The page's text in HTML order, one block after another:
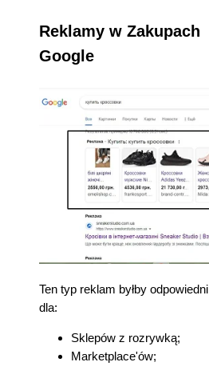
Reklamy w Zakupach
Google
Ten typ reklam byłby odpowiedni
dla:
Sklepów z rozrywką;
Marketplace'ów;